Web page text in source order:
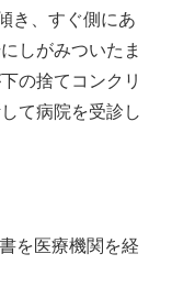
き、すぐ側にあ
しがみついたま
の捨てコンクリ
て病院を受診し
を医療機関を経